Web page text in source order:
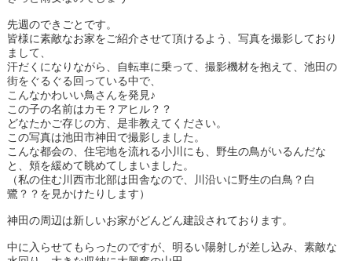
先週のできごとです。
皆様に素敵なお家をご紹介させて頂けるよう、写真を撮影しており
まして、
汗だくになりながら、自転車に乗って、撮影機材を抱えて、池田の
街をぐるぐる回っている中で、
こんなかわいい鳥さんを発見♪
この子の名前はカモ？アヒル？？
どなたかご存じの方、是非教えてください。
この写真は池田市神田で撮影しました。
こんな都会の、住宅地を流れる小川にも、野生の鳥がいるんだな
と、頬を緩めて眺めてしまいました。
（私の住む川西市北部は田舎なので、川沿いに野生の白鳥？白
鷺？？を見かけたりします）
神田の周辺は新しいお家がどんどん建設されております。
中に入らせてもらったのですが、明るい陽射しが差し込み、素敵な